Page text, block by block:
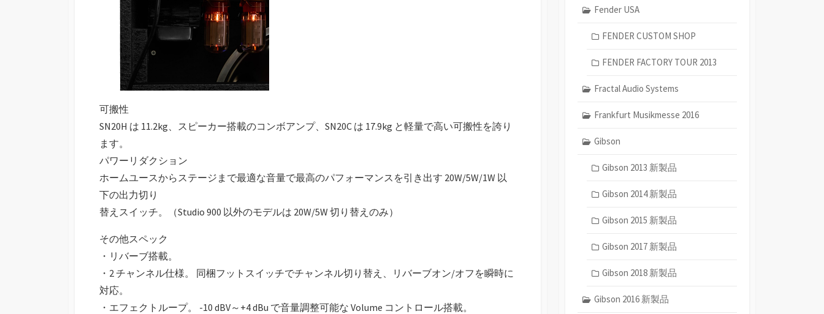
可搬性
SN20H は 11.2kg、スピーカー搭載のコンボアンプ、SN20C は 17.9kg と軽量で高い可搬性を誇り
ます。
パワーリダクション
ホームユースからステージまで最適な⾳量で最高のパフォーマンスを引き出す 20W/5W/1W 以
下の出力切り
替えスイッチ。（Studio 900 以外のモデルは 20W/5W 切り替えのみ）
その他スペック
・リバーブ搭載。
・2 チャンネル仕様。 同梱フットスイッチでチャンネル切り替え、リバーブオン/オフを瞬時に
対応。
・エフェクトループ。 -10 dBV～+4 dBu で⾳量調整可能な Volume コントロール搭載。
Fender USA
FENDER CUSTOM SHOP
FENDER FACTORY TOUR 2013
Fractal Audio Systems
Frankfurt Musikmesse 2016
Gibson
Gibson 2013 新製品
Gibson 2014 新製品
Gibson 2015 新製品
Gibson 2017 新製品
Gibson 2018 新製品
Gibson 2016 新製品